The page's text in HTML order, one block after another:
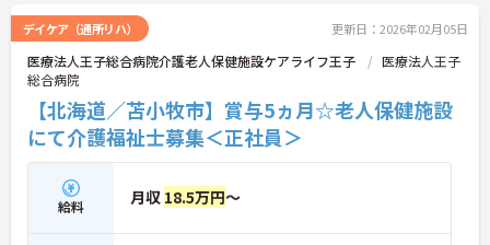
デイケア（通所リハ） 更新日：2026年02月05日
医療法人王子総合病院介護老人保健施設ケアライフ王子
医療法人王子
総合病院
【北海道／苫小牧市】賞与5ヵ月☆老人保健施設
にて介護福祉士募集＜正社員＞
給料 月収 18.5万円～